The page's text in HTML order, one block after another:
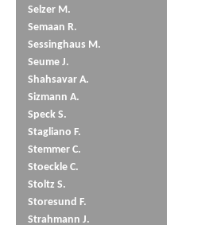
Selzer M.
Semaan R.
Sessinghaus M.
Seume J.
Shahsavar A.
Sizmann A.
Speck S.
Stagliano F.
Stemmer C.
Stoeckle C.
Stoltz S.
Storesund F.
Strahmann J.